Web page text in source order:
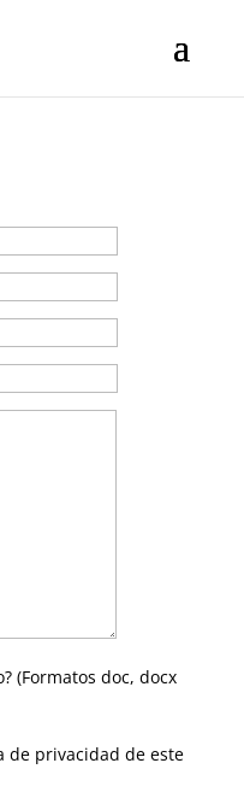
(Formatos doc, docx
de privacidad de este